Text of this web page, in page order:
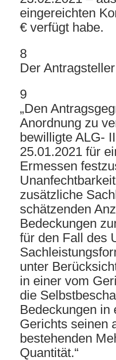
eingereichten
€ verfügt habe.
8
Der
9
„Den
Anordnung zu
bewilligte ALG-
25.01.2021 für
Ermessen
zusätzliche
schätzenden
Bedeckungen
für den Fall des
unter
in einer vom
die
Bedeckungen in
Gerichts seinen
bestehenden
Quantität.“